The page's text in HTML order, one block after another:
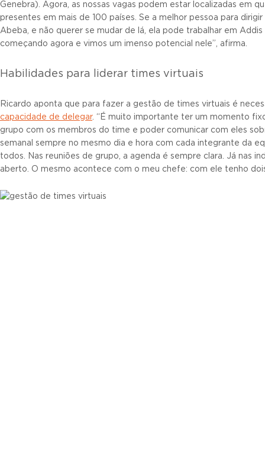
Genebra). Agora, as nossas vagas podem estar localizadas em
presentes em mais de 100 países. Se a melhor pessoa para
Abeba, e não querer se mudar de lá, ela pode trabalhar em
começando agora e vimos um imenso potencial nele”, afirma.
Habilidades para liderar times virtuais
Ricardo aponta que para fazer a gestão de times virtuais é
capacidade de delegar. “É muito importante ter um momento
grupo com os membros do time e poder comunicar com eles
semanal sempre no mesmo dia e hora com cada integrante da
todos. Nas reuniões de grupo, a agenda é sempre clara. Já nas
aberto. O mesmo acontece com o meu chefe: com ele tenho